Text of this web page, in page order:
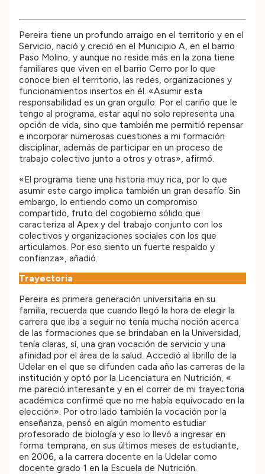
Pereira tiene un profundo arraigo en el territorio y en el
Servicio, nació y creció en el Municipio A, en el barrio
Paso Molino, y aunque no reside más en la zona tiene
familiares que viven en el barrio Cerro por lo que
conoce bien el territorio, las redes, organizaciones y
funcionamientos insertos en él. «Asumir esta
responsabilidad es un gran orgullo. Por el cariño que le
tengo al programa, estar aquí no solo representa una
opción de vida, sino que también me permitió repensar
e incorporar numerosas cuestiones a mi formación
disciplinar, además de participar en un proceso de
trabajo colectivo junto a otros y otras», afirmó.
«El programa tiene una historia muy rica, por lo que
asumir este cargo implica también un gran desafío. Sin
embargo, lo entiendo como un compromiso
compartido, fruto del cogobierno sólido que
caracteriza al Apex y del trabajo conjunto con los
colectivos y organizaciones sociales con los que
articulamos. Por eso siento un fuerte respaldo y
confianza», añadió.
Trayectoria
Pereira es primera generación universitaria en su
familia, recuerda que cuando llegó la hora de elegir la
carrera que iba a seguir no tenía mucha noción acerca
de las formaciones que se brindaban en la Universidad,
tenía claras, sí, una gran vocación de servicio y una
afinidad por el área de la salud. Accedió al librillo de la
Udelar en el que se difunden cada año las carreras de la
institución y optó por la Licenciatura en Nutrición, «
me pareció interesante y en el correr de mi trayectoria
académica confirmé que no me había equivocado en la
elección». Por otro lado también la vocación por la
enseñanza, pensó en algún momento estudiar
profesorado de biología y eso lo llevó a ingresar en
forma temprana, en sus últimos meses de estudiante,
en 2006, a la carrera docente en la Udelar como
docente grado 1 en la Escuela de Nutrición.